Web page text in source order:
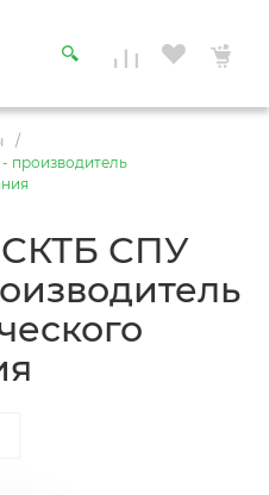
/
производитель
СПУ